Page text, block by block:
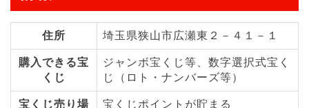
住所 埼玉県狭山市広瀬東２－４１－１
購入できる宝
くじ
ジャンボ宝くじ等、数字選択式宝く
じ（ロト・ナンバーズ等）
宝くじ売り場
宝くじポイントが貯まる